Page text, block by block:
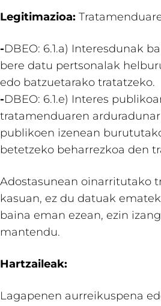
Legitimazioa:
-DBEO: 6.1.a) Interesdunak
bere datu pertsonalak
edo batzuetarako tratatzeko.
-DBEO: 6.1.e) Interes
tratamenduaren
publikoen izenean
betetzeko beharrezkoa den
Adostasunean oinarritutako
kasuan, ez du datuak
baina eman ezean, ezin
mantendu.
Hartzaileak:
Lagapenen aurreikuspena